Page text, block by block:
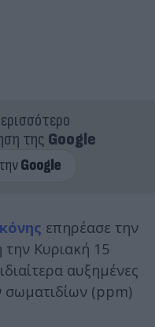
της Google
επηρέασε την
την Κυριακή 15
αυξημένες
σωματιδίων (ppm)